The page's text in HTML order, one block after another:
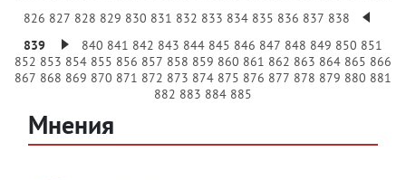
826 827 828 829 830 831 832 833 834 835 836 837 838
839
840 841 842 843 844 845 846 847 848 849 850 851
852 853 854 855 856 857 858 859 860 861 862 863 864 865 866
867 868 869 870 871 872 873 874 875 876 877 878 879 880 881
882 883 884 885
Мнения